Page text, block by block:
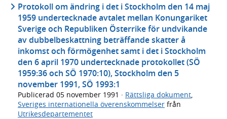
Protokoll om ändring i det i Stockholm den 14 maj
1959 undertecknade avtalet mellan Konungariket
Sverige och Republiken Österrike för undvikande
av dubbelbeskattning beträffande skatter å
inkomst och förmögenhet samt i det i Stockholm
den 6 april 1970 undertecknade protokollet (SÖ
1959:36 och SÖ 1970:10), Stockholm den 5
november 1991, SÖ 1993:1
Publicerad 05 november 1991 · Rättsliga dokument
Sveriges internationella överenskommelser från
Utrikesdepartementet